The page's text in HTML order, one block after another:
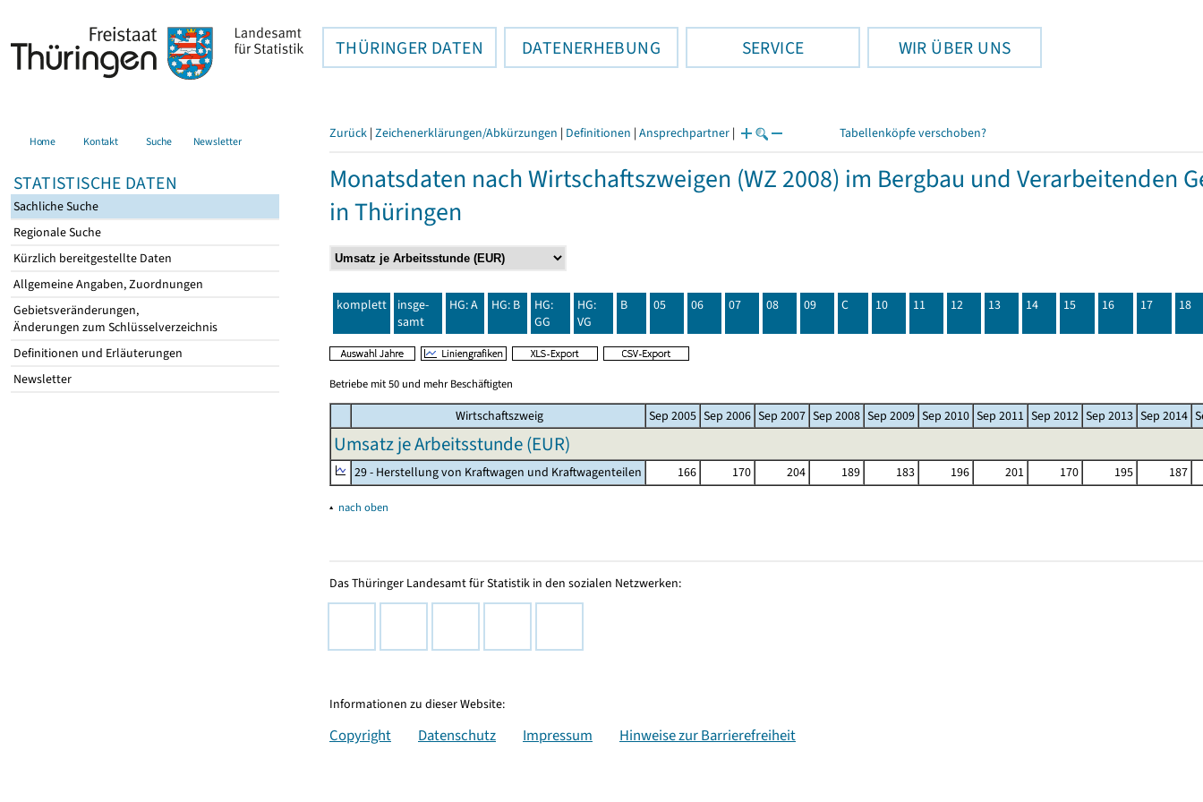
THÜRINGER DATEN DATENERHEBUNG SERVICE WIR ÜBER UNS
Home Kontakt Suche Newsletter
STATISTISCHE DATEN
Sachliche Suche
Regionale Suche
Kürzlich bereitgestellte Daten
Allgemeine Angaben, Zuordnungen
Gebietsveränderungen,
Änderungen zum Schlüsselverzeichnis
Definitionen und Erläuterungen
Newsletter
Zurück | Zeichenerklärungen/Abkürzungen | Definitionen | Ansprechpartner | Tabellenköpfe verschoben?
Monatsdaten nach Wirtschaftszweigen (WZ 2008) im Bergbau und Verarbeitenden
in Thüringen
komplett
insge-
samt
HG: A HG: B
HG:
GG
HG:
VG
B 05 06 07 08 09 C 10 11 12 13 14 15 16 17 18
Betriebe mit 50 und mehr Beschäftigten
Wirtschaftszweig Sep 2005 Sep 2006 Sep 2007 Sep 2008 Sep 2009 Sep 2010 Sep 2011 Sep 2012 Sep 2013 Sep 2014
Umsatz je Arbeitsstunde (EUR)
29 - Herstellung von Kraftwagen und Kraftwagenteilen 166 170 204 189 183 196 201 170 195 187
▴ nach oben
Das Thüringer Landesamt für Statistik in den sozialen Netzwerken:
Informationen zu dieser Website:
Copyright Datenschutz Impressum Hinweise zur Barrierefreiheit